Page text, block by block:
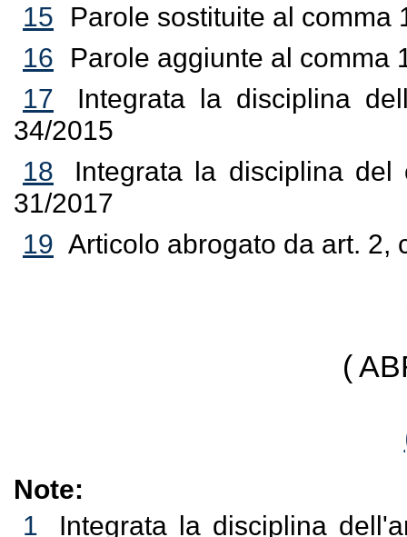
15
Parole sostituite al comma
16
Parole aggiunte al comma
17
Integrata la disciplina
34/2015
18
Integrata la disciplina
31/2017
19 Articolo abrogato da art. 2,
(
Note:
1
Integrata la disciplina